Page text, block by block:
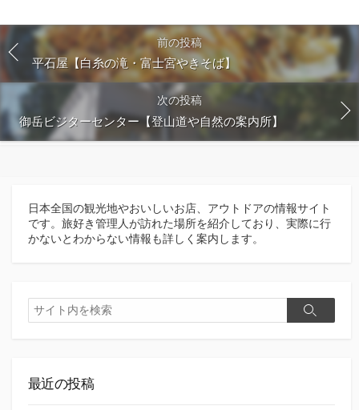
前の投稿
平石屋【白糸の滝・富士宮やきそば】
次の投稿
御岳ビジターセンター【登山道や自然の案内所】
日本全国の観光地やおいしいお店、アウトドアの情報サイト
です。旅好き管理人が訪れた場所を紹介しており、実際に行
かないとわからない情報も詳しく案内します。
検
索
検
最近の投稿